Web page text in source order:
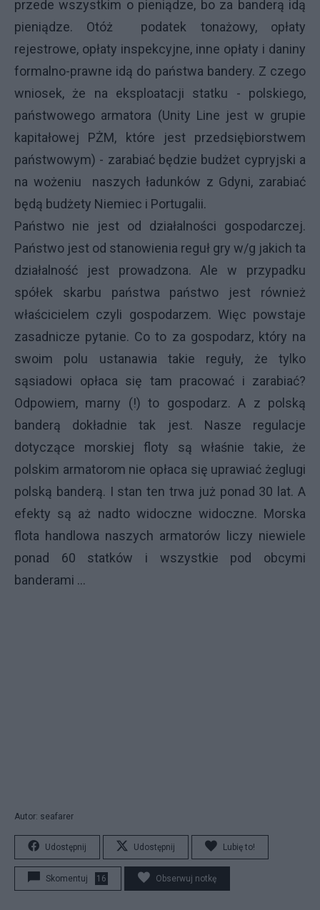
przede wszystkim o pieniądze, bo za banderą idą
pieniądze. Otóż podatek tonażowy, opłaty
rejestrowe, opłaty inspekcyjne, inne opłaty i daniny
formalno-prawne idą do państwa bandery. Z czego
wniosek, że na eksploatacji statku - polskiego,
państwowego armatora (Unity Line jest w grupie
kapitałowej PŻM, które jest przedsiębiorstwem
państwowym) - zarabiać będzie budżet cypryjski a
na wożeniu naszych ładunków z Gdyni, zarabiać
będą budżety Niemiec i Portugalii.
Państwo nie jest od działalności gospodarczej.
Państwo jest od stanowienia reguł gry w/g jakich ta
działalność jest prowadzona. Ale w przypadku
spółek skarbu państwa państwo jest również
właścicielem czyli gospodarzem. Więc powstaje
zasadnicze pytanie. Co to za gospodarz, który na
swoim polu ustanawia takie reguły, że tylko
sąsiadowi opłaca się tam pracować i zarabiać?
Odpowiem, marny (!) to gospodarz. A z polską
banderą dokładnie tak jest. Nasze regulacje
dotyczące morskiej floty są właśnie takie, że
polskim armatorom nie opłaca się uprawiać żeglugi
polską banderą. I stan ten trwa już ponad 30 lat. A
efekty są aż nadto widoczne widoczne. Morska
flota handlowa naszych armatorów liczy niewiele
ponad 60 statków i wszystkie pod obcymi
banderami ...
Autor: seafarer
Udostępnij Udostępnij Lubię to!
Skomentuj 16 Obserwuj notkę